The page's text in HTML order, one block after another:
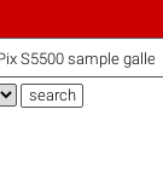
S5500 sample